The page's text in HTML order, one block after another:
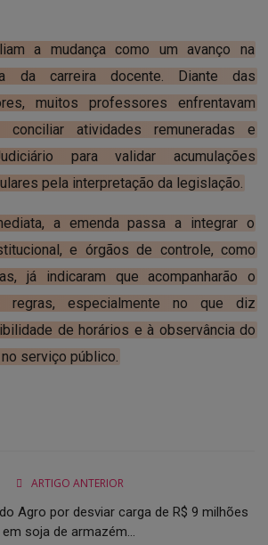
a mudança como um avanço na
da carreira docente. Diante das
muitos professores enfrentavam
conciliar atividades remuneradas e
para validar acumulações
pela interpretação da legislação.
a emenda passa a integrar o
e órgãos de controle, como
já indicaram que acompanharão o
regras, especialmente no que diz
de horários e à observância do
serviço público.
ARTIGO ANTERIOR
Agro por desviar carga de R$ 9 milhões
em soja de armazém...